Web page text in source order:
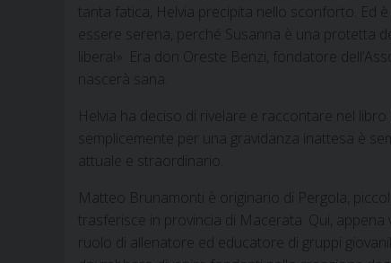
tanta fatica, Helvia precipita nello sconforto. Ed
essere serena, perché Susanna è una protetta
libera!». Era don Oreste Benzi, fondatore
nascerà sana.
Helvia ha deciso di rivelare e raccontare nel
semplicemente per una gravidanza inattesa è
attuale e straordinario.
Matteo Brunamonti è originario di Pergola,
trasferisce in provincia di Macerata. Qui,
ruolo di allenatore ed educatore di gruppi